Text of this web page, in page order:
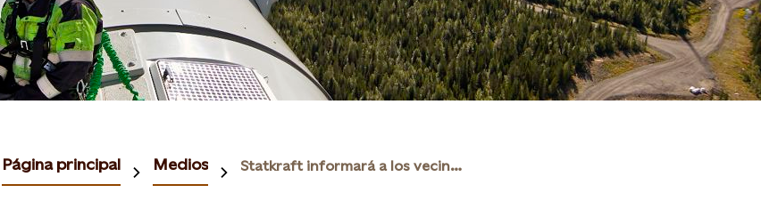
Página principal Medios Statkraft informará a los vecinos de Azpeitia sobre sus proyectos eólicos en la zona